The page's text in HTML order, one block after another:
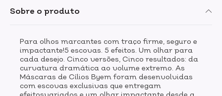
Sobre o produto
Para olhos marcantes com traço firme, seguro e
impactante!5 escovas. 5 efeitos. Um olhar para
cada desejo. Cinco versões, Cinco resultados: da
curvatura dramática ao volume extremo. As
Máscaras de Cílios Byem foram desenvolvidas
com escovas exclusivas que entregam
efeitosvariados e um olhar impactante desde a